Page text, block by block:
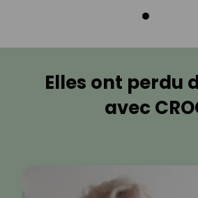
Elles ont perdu
avec